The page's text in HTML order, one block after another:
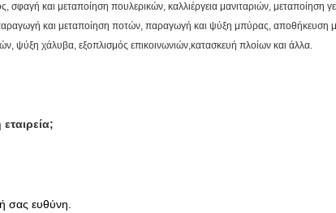
σφαγή και μεταποίηση πουλερικών, καλλιέργεια μανιταριών,
και μεταποίηση ποτών, παραγωγή και ψύξη μπύρας, αποθήκευση
ψύξη χάλυβα, εξοπλισμός επικοινωνιών,κατασκευή πλοίων και άλλα.
σας ευθύνη.